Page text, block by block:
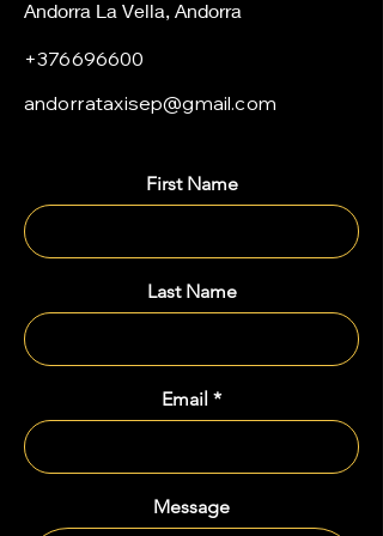
Andorra La Vella, Andorra
+376696600
andorrataxisep@gmail.com
First Name
Last Name
Email
Message